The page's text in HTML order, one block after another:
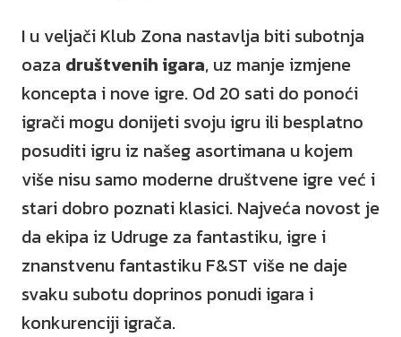
I u veljači Klub Zona nastavlja biti subotnja
oaza društvenih igara, uz manje izmjene
koncepta i nove igre. Od 20 sati do ponoći
igrači mogu donijeti svoju igru ili besplatno
posuditi igru iz našeg asortimana u kojem
više nisu samo moderne društvene igre već i
stari dobro poznati klasici. Najveća novost je
da ekipa iz Udruge za fantastiku, igre i
znanstvenu fantastiku F&ST više ne daje
svaku subotu doprinos ponudi igara i
konkurenciji igrača.